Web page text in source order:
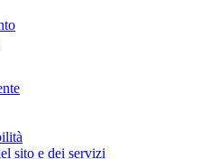
sito e dei servizi